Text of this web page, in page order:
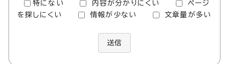
特にない 内容が分かりにくい
ページ
を探しにくい
情報が少ない 文章量が多い
送信